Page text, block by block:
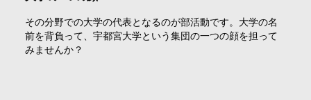
その分野での大学の代表となるのが部活動です。大学の名
前を背負って、宇都宮大学という集団の一つの顔を担って
みませんか？